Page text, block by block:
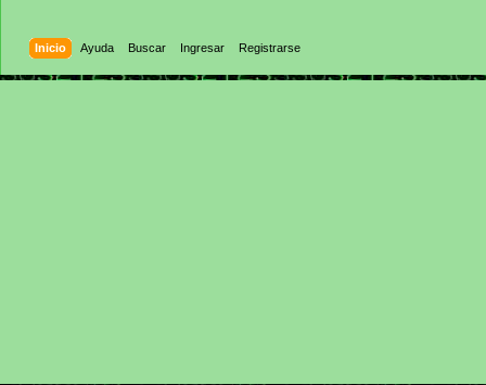
Inicio Ayuda Buscar Ingresar Registrarse